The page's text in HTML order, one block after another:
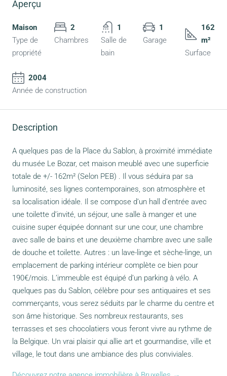
Aperçu
Maison
Type de
propriété
2
Chambres
1
Salle de
bain
1
Garage
162
m²
Surface
2004
Année de construction
Description
A quelques pas de la Place du Sablon, à proximité immédiate
du musée Le Bozar, cet maison meublé avec une superficie
totale de +/- 162m² (Selon PEB) . Il vous séduira par sa
luminosité, ses lignes contemporaines, son atmosphère et
sa localisation idéale. Il se compose d’un hall d’entrée avec
une toilette d’invité, un séjour, une salle à manger et une
cuisine super équipée donnant sur une cour, une chambre
avec salle de bains et une deuxième chambre avec une salle
de douche et toilette. Autres : un lave-linge et sèche-linge, un
emplacement de parking intérieur complète ce bien pour
190€/mois. L’immeuble est équipé d’un parking à vélo. A
quelques pas du Sablon, célèbre pour ses antiquaires et ses
commerçants, vous serez séduits par le charme du centre et
son âme historique. Ses nombreux restaurants, ses
terrasses et ses chocolatiers vous feront vivre au rythme de
la Belgique. Un vrai plaisir qui allie art et gourmandise, ville et
village, le tout dans une ambiance des plus conviviales.